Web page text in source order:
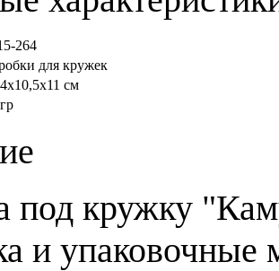
264
для кружек
см
под кружку
и